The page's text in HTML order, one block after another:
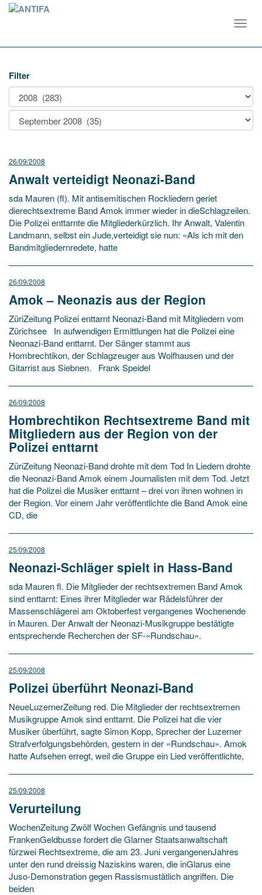
Filter
26/09/2008
Anwalt verteidigt Neonazi-Band
sda Mauren (fl). Mit antisemitischen Rockliedern geriet
dierechtsextreme Band Amok immer wieder in dieSchlagzeilen.
Die Polizei enttarnte die Mitgliederkürzlich. Ihr Anwalt, Valentin
Landmann, selbst ein Jude,verteidigt sie nun: «Als ich mit den
Bandmitgliedernredete, hatte
26/09/2008
Amok – Neonazis aus der Region
ZüriZeitung Polizei enttarnt Neonazi-Band mit Mitgliedern vom
Zürichsee In aufwendigen Ermittlungen hat die Polizei eine
Neonazi-Band enttarnt. Der Sänger stammt aus
Hombrechtikon, der Schlagzeuger aus Wolfhausen und der
Gitarrist aus Siebnen. Frank Speidel
26/09/2008
Hombrechtikon Rechtsextreme Band mit
Mitgliedern aus der Region von der
Polizei enttarnt
ZüriZeitung Neonazi-Band drohte mit dem Tod In Liedern drohte
die Neonazi-Band Amok einem Journalisten mit dem Tod. Jetzt
hat die Polizei die Musiker enttarnt – drei von ihnen wohnen in
der Region. Vor einem Jahr veröffentlichte die Band Amok eine
CD, die
25/09/2008
Neonazi-Schläger spielt in Hass-Band
sda Mauren fl. Die Mitglieder der rechtsextremen Band Amok
sind enttarnt: Eines ihrer Mitglieder war Rädelsführer der
Massenschlägerei am Oktoberfest vergangenes Wochenende
in Mauren. Der Anwalt der Neonazi-Musikgruppe bestätigte
entsprechende Recherchen der SF-«Rundschau».
25/09/2008
Polizei überführt Neonazi-Band
NeueLuzernerZeitung red. Die Mitglieder der rechtsextremen
Musikgruppe Amok sind enttarnt. Die Polizei hat die vier
Musiker überführt, sagte Simon Kopp, Sprecher der Luzerner
Strafverfolgungsbehörden, gestern in der «Rundschau». Amok
hatte Aufsehen erregt, weil die Gruppe ein Lied veröffentlichte,
25/09/2008
Verurteilung
WochenZeitung Zwölf Wochen Gefängnis und tausend
FrankenGeldbusse fordert die Glarner Staatsanwaltschaft
fürzwei Rechtsextreme, die am 23. Juni vergangenenJahres
unter den rund dreissig Naziskins waren, die inGlarus eine
Juso-Demonstration gegen Rassismustätlich angriffen. Die
beiden